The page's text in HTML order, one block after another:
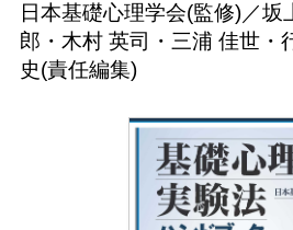
日本基礎心理学会(監修)／坂
郎 ・ 木村 英司 ・ 三浦 佳世・
史(責任編集)